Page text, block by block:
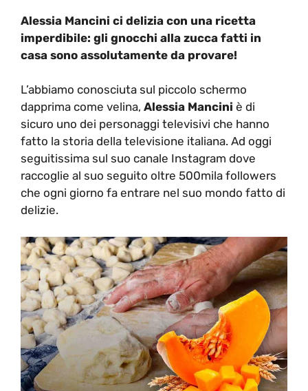
Alessia Mancini ci delizia con una ricetta
imperdibile: gli gnocchi alla zucca fatti in
casa sono assolutamente da provare!
L’abbiamo conosciuta sul piccolo schermo
dapprima come velina, Alessia Mancini è di
sicuro uno dei personaggi televisivi che hanno
fatto la storia della televisione italiana. Ad oggi
seguitissima sul suo canale Instagram dove
raccoglie al suo seguito oltre 500mila followers
che ogni giorno fa entrare nel suo mondo fatto di
delizie.